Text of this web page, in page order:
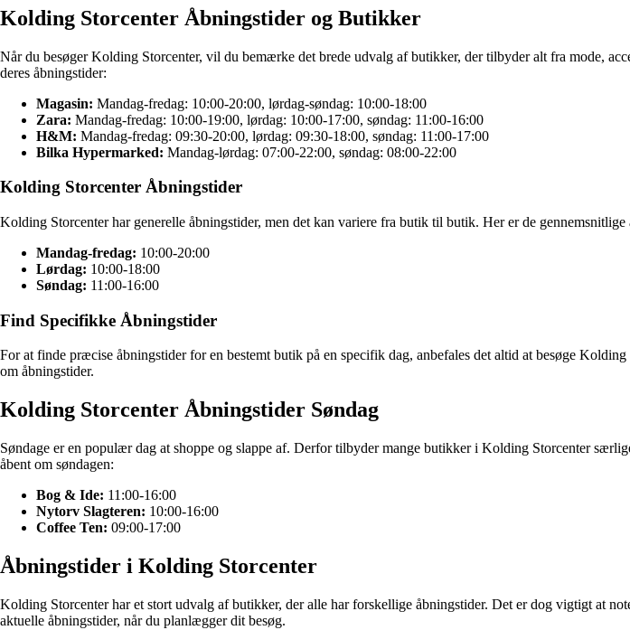
Kolding Storcenter Åbningstider og Butikker
Når du besøger Kolding Storcenter, vil du bemærke det brede udvalg af butikker, der tilbyder alt fra mode,
deres åbningstider:
Magasin: Mandag-fredag: 10:00-20:00, lørdag-søndag: 10:00-18:00
Zara: Mandag-fredag: 10:00-19:00, lørdag: 10:00-17:00, søndag: 11:00-16:00
H&M: Mandag-fredag: 09:30-20:00, lørdag: 09:30-18:00, søndag: 11:00-17:00
Bilka Hypermarked: Mandag-lørdag: 07:00-22:00, søndag: 08:00-22:00
Kolding Storcenter Åbningstider
Kolding Storcenter har generelle åbningstider, men det kan variere fra butik til butik. Her er de gennemsnitlige
Mandag-fredag: 10:00-20:00
Lørdag: 10:00-18:00
Søndag: 11:00-16:00
Find Specifikke Åbningstider
For at finde præcise åbningstider for en bestemt butik på en specifik dag, anbefales det altid at besøge
om åbningstider.
Kolding Storcenter Åbningstider Søndag
Søndage er en populær dag at shoppe og slappe af. Derfor tilbyder mange butikker i Kolding Storcenter
åbent om søndagen:
Bog & Ide: 11:00-16:00
Nytorv Slagteren: 10:00-16:00
Coffee Ten: 09:00-17:00
Åbningstider i Kolding Storcenter
Kolding Storcenter har et stort udvalg af butikker, der alle har forskellige åbningstider. Det er dog vigtigt at
aktuelle åbningstider, når du planlægger dit besøg.